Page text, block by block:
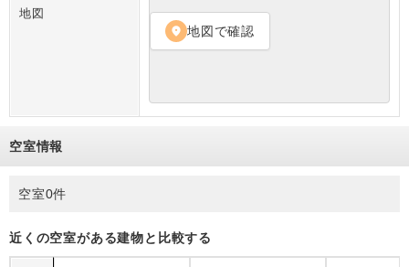
地図
location_on 地図で確認
空室情報
空室0件
近くの空室がある建物と比較する